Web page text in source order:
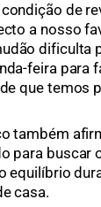
condição de
a nosso
dificulta
feira para
que temos
também
para buscar
equilíbrio
casa.